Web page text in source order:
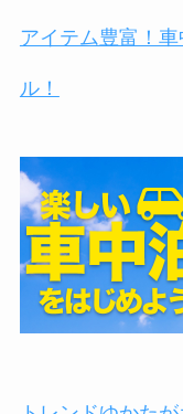
アイテム豊富！
ル！